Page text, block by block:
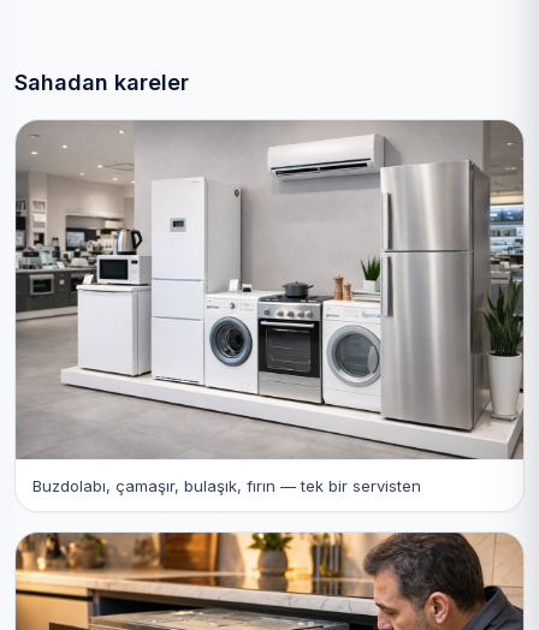
Sahadan kareler
Buzdolabı, çamaşır, bulaşık, fırın — tek bir servisten